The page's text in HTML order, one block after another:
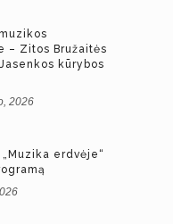
– Zitos Bružaitės
kūrybos
2026
erdvėje“